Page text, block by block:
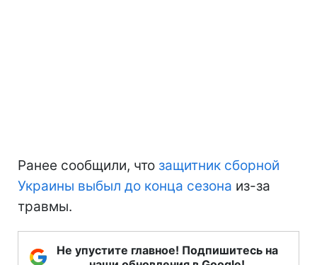
Ранее сообщили, что защитник сборной
Украины выбыл до конца сезона из-за
травмы.
Не упустите главное! Подпишитесь на